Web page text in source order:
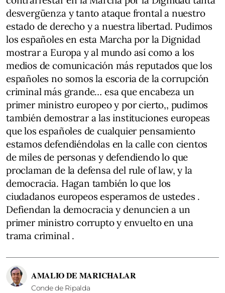
desvergüenza y tanto ataque frontal a nuestro
estado de derecho y a nuestra libertad. Pudimos
los españoles en esta Marcha por la Dignidad
mostrar a Europa y al mundo así como a los
medios de comunicación más reputados que los
españoles no somos la escoria de la corrupción
criminal más grande… esa que encabeza un
primer ministro europeo y por cierto,, pudimos
también demostrar a las instituciones europeas
que los españoles de cualquier pensamiento
estamos defendiéndolas en la calle con cientos
de miles de personas y defendiendo lo que
proclaman de la defensa del rule of law, y la
democracia. Hagan también lo que los
ciudadanos europeos esperamos de ustedes .
Defiendan la democracia y denuncien a un
primer ministro corrupto y envuelto en una
trama criminal .
AMALIO DE MARICHALAR
Conde de Ripalda